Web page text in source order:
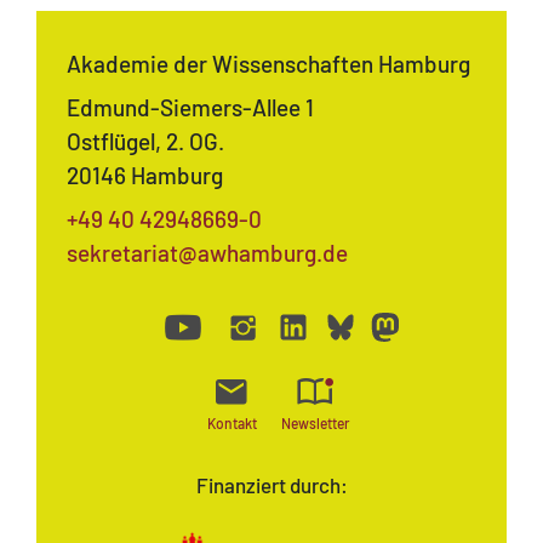
Finanziert durch:
Akademie der Wissenschaften Hamburg
Edmund-Siemers-Allee 1
Ostflügel, 2. OG.
20146 Hamburg
+49 40 42948669-0
sekretariat@awhamburg.de
Kontakt Newsletter